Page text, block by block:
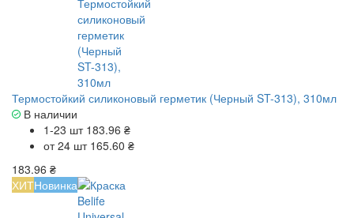
Термостойкий силиконовый герметик (Черный ST-313), 310мл
В наличии
1-23 шт 183.96 ₴
от 24 шт 165.60 ₴
183.96 ₴
ХИТНовинка